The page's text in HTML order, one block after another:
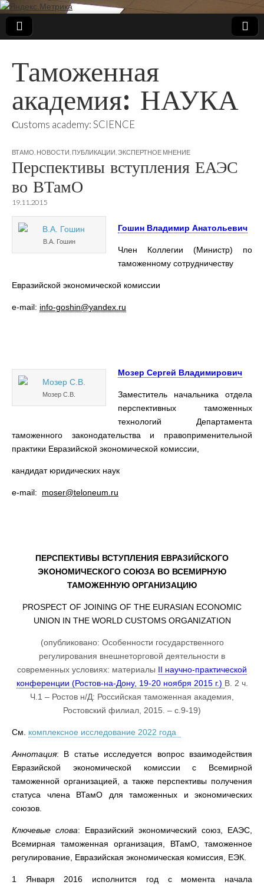
Таможенная
академия: НАУКА
Сustoms academy: SCIENCE
ВТАМО НОВОСТИ ПУБЛИКАЦИИ ЭКСПЕРТНОЕ МНЕНИЕ
Перспективы вступления ЕАЭС
во ВТамО
19.11.2015
В.А. Гошин
Гошин Владимир Анатольевич
Член Коллегии (Министр) по
таможенному сотрудничеству
Евразийской экономической комиссии
e-mail: info-goshin@yandex.ru
Мозер С.В.
Мозер Сергей Владимирович
Заместитель начальника отдела
перспективных таможенных
технологий Департамента
таможенного законодательства и правоприменительной
практики Евразийской экономической комиссии,
кандидат юридических наук
e-mail: moser@teloneum.ru
ПЕРСПЕКТИВЫ ВСТУПЛЕНИЯ ЕВРАЗИЙСКОГО
ЭКОНОМИЧЕСКОГО СОЮЗА ВО ВСЕМИРНУЮ
ТАМОЖЕННУЮ ОРГАНИЗАЦИЮ
PROSPECT OF JOINING OF THE EURASIAN ECONOMIC
UNION IN THE WORLD CUSTOMS ORGANIZATION
(опубликовано: Особенности государственного
регулирования внешнеторговой деятельности в
современных условиях: материалы II научно-практической
конференции (Ростов-на-Дону, 19-20 ноября 2015 г.) В. 2 ч.
Ч.1 – Ростов н/Д: Российская таможенная академия,
Ростовский филиал, 2015. – с.9-19)
См. комплексное исследование 2022 года
Аннотация: В статье исследуется вопрос взаимодействия
Евразийской экономической комиссии с Всемирной
таможенной организацией, а также перспективы получения
статуса члена ВТамО для таможенных и экономических
союзов.
Ключевые слова: Евразийский экономический союз, ЕАЭС,
Всемирная таможенная организация, ВТамО, таможенное
регулирование, Евразийская экономическая комиссия, ЕЭК.
1 Января 2016 исполнится год с момента начала